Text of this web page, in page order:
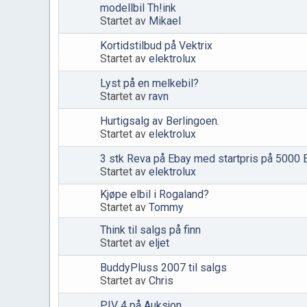
modellbil Th!ink
Startet av Mikael
Kortidstilbud på Vektrix
Startet av elektrolux
Lyst på en melkebil?
Startet av ravn
Hurtigsalg av Berlingoen.
Startet av elektrolux
3 stk Reva på Ebay med startpris på 5000
Startet av elektrolux
Kjøpe elbil i Rogaland?
Startet av Tommy
Think til salgs på finn
Startet av eljet
BuddyPluss 2007 til salgs
Startet av Chris